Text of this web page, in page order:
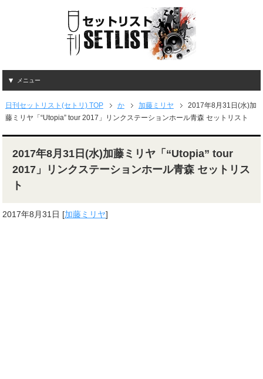
メニュー
日刊セットリスト(セトリ) TOP か 加藤ミリヤ
2017年8月31日(水)加
藤ミリヤ「“Utopia” tour 2017」リンクステーションホール青森 セットリスト
2017年8月31日(水)加藤ミリヤ「“Utopia” tour
2017」リンクステーションホール青森 セットリス
ト
2017年8月31日 [加藤ミリヤ]